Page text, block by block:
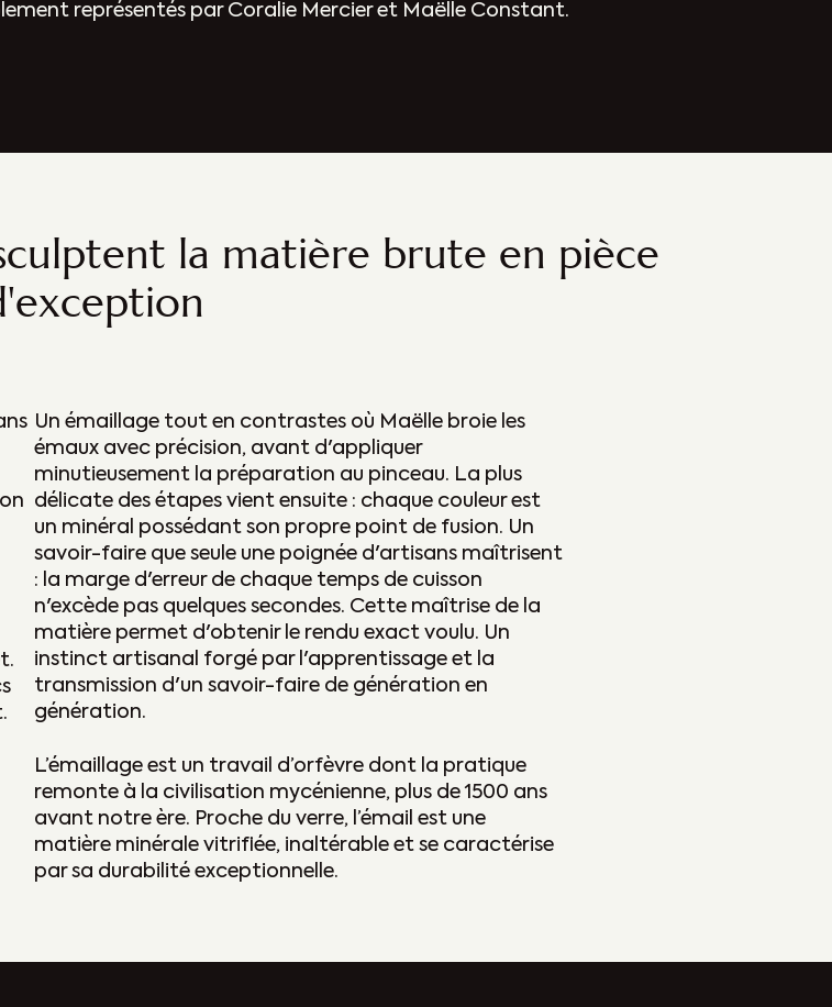
représentés par Coralie Mercier et Maëlle Constant.
la matière brute en pièce
Un émaillage tout en contrastes où Maëlle broie les
émaux avec précision, avant d'appliquer
minutieusement la préparation au pinceau. La plus
délicate des étapes vient ensuite : chaque couleur est
un minéral possédant son propre point de fusion. Un
savoir-faire que seule une poignée d'artisans maîtrisent
: la marge d'erreur de chaque temps de cuisson
n'excède pas quelques secondes. Cette maîtrise de la
matière permet d'obtenir le rendu exact voulu. Un
instinct artisanal forgé par l'apprentissage et la
transmission d'un savoir-faire de génération en
génération.
L’émaillage est un travail d’orfèvre dont la pratique
remonte à la civilisation mycénienne, plus de 1500 ans
avant notre ère. Proche du verre, l’émail est une
matière minérale vitrifiée, inaltérable et se caractérise
par sa durabilité exceptionnelle.